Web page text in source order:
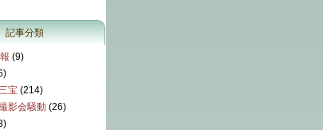
記事分類
(9)
宝 (214)
影会騒動 (26)